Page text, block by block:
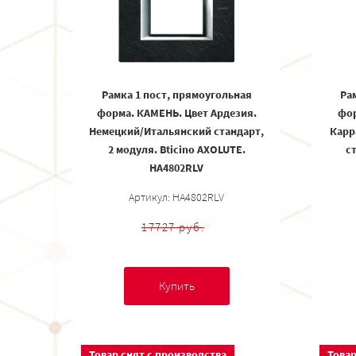
Рамка 1 пост, прямоугольная
форма. КАМЕНЬ. Цвет Ардезия.
Немецкий/Итальянский стандарт,
2 модуля. Bticino AXOLUTE.
HA4802RLV
Артикул: HA4802RLV
17727 руб.
Купить